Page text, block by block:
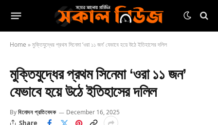
Home »মুক্তিযুদ্ধের প্রথম সিনেমা ‘ওরা ১১ জন’ যেভাবে হয়ে উঠে ইতিহাসের দলিল
মুক্তিযুদ্ধের প্রথম সিনেমা ‘ওরা ১১ জন’
যেভাবে হয়ে উঠে ইতিহাসের দলিল
Byবিনোদন প্রতিবেদক December 16, 2025
Share